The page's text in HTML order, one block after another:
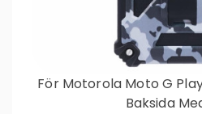
För Motorola Moto G
Baksida